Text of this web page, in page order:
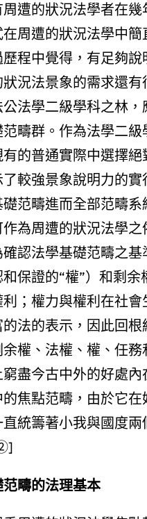
遭的狀況法學者在
周遭的狀況法學中
程中覺得，有足夠
況法景象的需求還
法學二級學科之林
疇群。作為法學二
的普通實際中選擇
較強景象說明力的
范疇進而全部范疇
為周遭的狀況法學
認法學基礎范疇之
保證的“權”）和剩余
；權力與權利在社
法的表示，因此回
權、法權、權、任
盡今古中外的好處
焦點范疇，由於它
統籌著小我與國度
疇的法理基本